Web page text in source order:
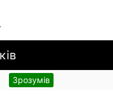
Зрозумів